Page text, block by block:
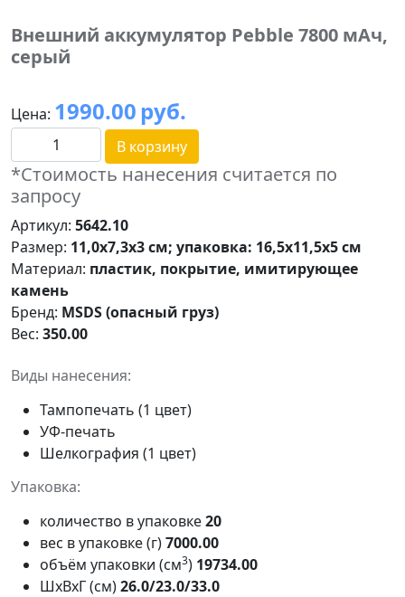
Внешний аккумулятор Pebble 7800 мАч,
серый
Цена: 1990.00 руб.
В корзину
*Стоимость нанесения считается по
запросу
Артикул: 5642.10
Размер: 11,0x7,3x3 см; упаковка: 16,5х11,5х5 см
Материал: пластик, покрытие, имитирующее
камень
Бренд: MSDS (опасный груз)
Вес: 350.00
Виды нанесения:
Тампопечать (1 цвет)
УФ-печать
Шелкография (1 цвет)
Упаковка:
количество в упаковке20
вес в упаковке (г)7000.00
объём упаковки (см3) 19734.00
ШxВxГ (см)26.0/23.0/33.0